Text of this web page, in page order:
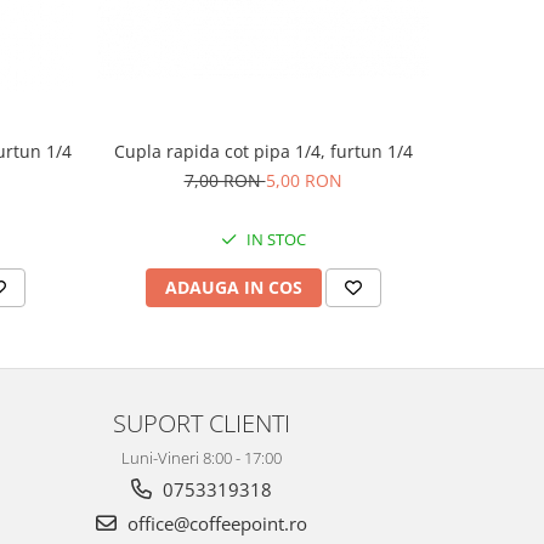
1/4
Cupla rapida cot pipa 1/4, furtun 1/4
7,00 RON5,00 RON
IN STOC
ADAUGA IN COS
SUPORT CLIENTI
Luni-Vineri 8:00 - 17:00
0753319318
office@coffeepoint.ro